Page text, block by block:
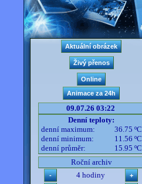
09.07.26 03:22
Denní teploty:
denní maximum:
36.75 ºC
denní minimum:
11.56 ºC
denní průměr:
15.95 ºC
Roční archiv
4 hodiny